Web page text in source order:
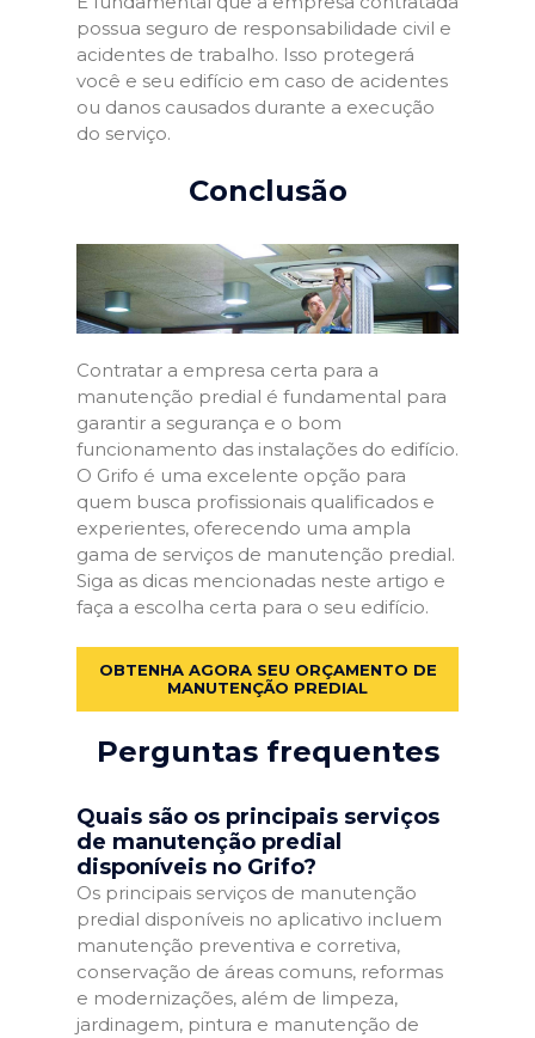
possua seguro de responsabilidade civil e
acidentes de trabalho. Isso protegerá
você e seu edifício em caso de acidentes
ou danos causados durante a execução
do serviço.
Conclusão
Contratar a empresa certa para a
manutenção predial é fundamental para
garantir a segurança e o bom
funcionamento das instalações do edifício.
O Grifo é uma excelente opção para
quem busca profissionais qualificados e
experientes, oferecendo uma ampla
gama de serviços de manutenção predial.
Siga as dicas mencionadas neste artigo e
faça a escolha certa para o seu edifício.
OBTENHA AGORA SEU ORÇAMENTO DE
MANUTENÇÃO PREDIAL
Perguntas frequentes
Quais são os principais serviços
de manutenção predial
disponíveis no Grifo?
Os principais serviços de manutenção
predial disponíveis no aplicativo incluem
manutenção preventiva e corretiva,
conservação de áreas comuns, reformas
e modernizações, além de limpeza,
jardinagem, pintura e manutenção de